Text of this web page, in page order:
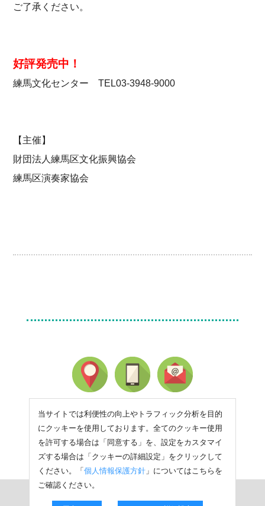
ご了承ください。
好評発売中！
練馬文化センター TEL03-3948-9000
【主催】
財団法人練馬区文化振興協会
練馬区演奏家協会
当サイトでは利便性の向上やトラフィック分析を目的
にクッキーを使用しております。全てのクッキー使用
を許可する場合は「同意する」を、設定をカスタマイ
ズする場合は「クッキーの詳細設定」をクリックして
ください。「個人情報保護方針 」についてはこちらを
ご確認ください。